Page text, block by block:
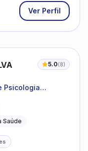
Ver Perfil
5.0(8)
Psicologia
Saúde